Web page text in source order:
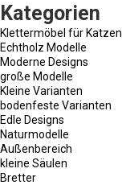
Kategorien
Klettermöbel für Katzen
Echtholz Modelle
Moderne Designs
große Modelle
Kleine Varianten
bodenfeste Varianten
Edle Designs
Naturmodelle
Außenbereich
kleine Säulen
Bretter